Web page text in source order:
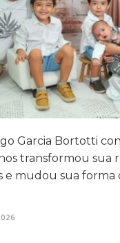
Garcia Bortotti
transformou sua
e mudou sua forma